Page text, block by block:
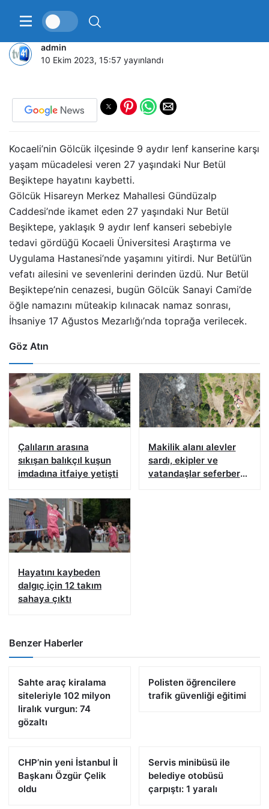
Genç kadın kansere yenildi
admin
10 Ekim 2023, 15:57 yayınlandı
Kocaeli’nin Gölcük ilçesinde 9 aydır lenf kanserine karşı
yaşam mücadelesi veren 27 yaşındaki Nur Betül
Beşiktepe hayatını kaybetti.
Gölcük Hisareyn Merkez Mahallesi Gündüzalp
Caddesi’nde ikamet eden 27 yaşındaki Nur Betül
Beşiktepe, yaklaşık 9 aydır lenf kanseri sebebiyle
tedavi gördüğü Kocaeli Üniversitesi Araştırma ve
Uygulama Hastanesi’nde yaşamını yitirdi. Nur Betül’ün
vefatı ailesini ve sevenlerini derinden üzdü. Nur Betül
Beşiktepe’nin cenazesi, bugün Gölcük Sanayi Cami’de
öğle namazını müteakip kılınacak namaz sonrası,
İhsaniye 17 Ağustos Mezarlığı’nda toprağa verilecek.
Göz Atın
Çalıların arasına
sıkışan balıkçıl kuşun
imdadına itfaiye yetişti
Makilik alanı alevler
sardı, ekipler ve
vatandaşlar seferber
Hayatını kaybeden
dalgıç için 12 takım
sahaya çıktı
Benzer Haberler
Sahte araç kiralama
siteleriyle 102 milyon
liralık vurgun: 74
gözaltı
Polisten öğrencilere
trafik güvenliği eğitimi
CHP’nin yeni İstanbul İl
Başkanı Özgür Çelik
oldu
Servis minibüsü ile
belediye otobüsü
çarpıştı: 1 yaralı